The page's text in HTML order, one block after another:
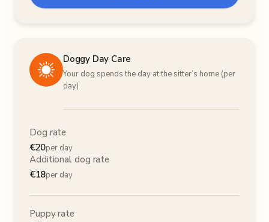
Doggy Day Care
Your dog spends the day at the sitter’s home (per
day)
Dog rate
€20per day
Additional dog rate
€18per day
Puppy rate